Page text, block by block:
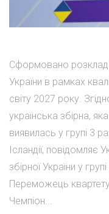
Сформовано розклад
України в рамках
світу 2027 року.
українська збірна,
виявилась у групі 3
Ісландії, повідомляє
збірної України у
Переможець
Чемпіон...